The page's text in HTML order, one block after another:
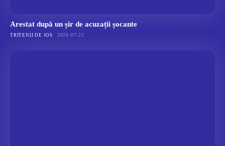
Arestat după un șir de acuzații șocante
TRITENII DE JOS 2026-07-22